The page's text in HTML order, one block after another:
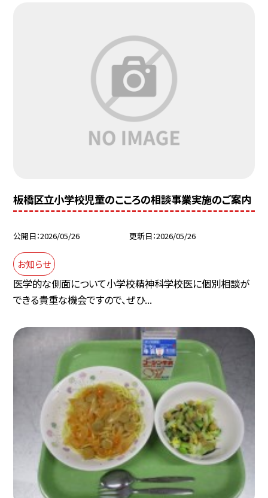
板橋区立小学校児童のこころの相談事業実施のご案内
公開日 2026/05/26 更新日 2026/05/26
お知らせ
医学的な側面について小学校精神科学校医に個別相談が
できる貴重な機会ですので、ぜひ...